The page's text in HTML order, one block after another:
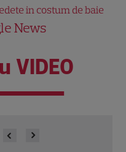
in costum de baie
News
VIDEO